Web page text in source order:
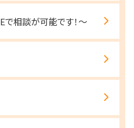
相談が可能です！～